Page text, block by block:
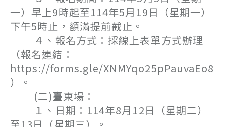
一）早上9時起至114年5月19日（星期一）
下午5時止，額滿提前截止。
４、報名方式：採線上表單方式辦理
（報名連結：
https://forms.gle/XNMYqo25pPauvaEo8
）。
(二)臺東場：
１、日期：114年8月12日（星期二）